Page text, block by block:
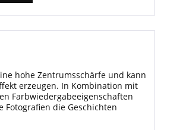
hohe Zentrumsschärfe und kann
erzeugen. In Kombination mit
Farbwiedergabeeigenschaften
Fotografien die Geschichten